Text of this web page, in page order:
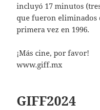
incluyó 17 minutos
que fueron eliminados
primera vez en 1996.
¡Más cine, por favor!
www.giff.mx
GIFF2024